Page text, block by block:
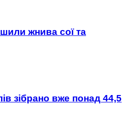
жнива сої та
зібрано вже понад 44,5